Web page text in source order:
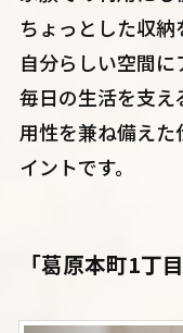
ちょっとした収
自分らしい空間に
毎日の生活を支
用性を兼ね備え
イントです。
「葛原本町1丁